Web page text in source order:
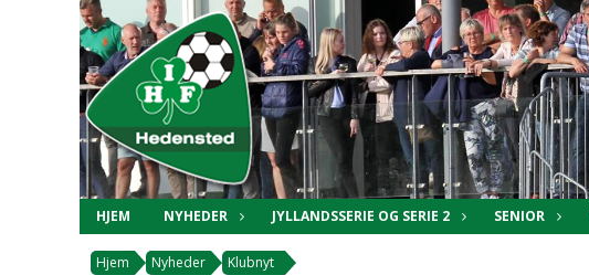
HJEM NYHEDER JYLLANDSSERIE OG SERIE 2 SENIOR
Hjem Nyheder Klubnyt